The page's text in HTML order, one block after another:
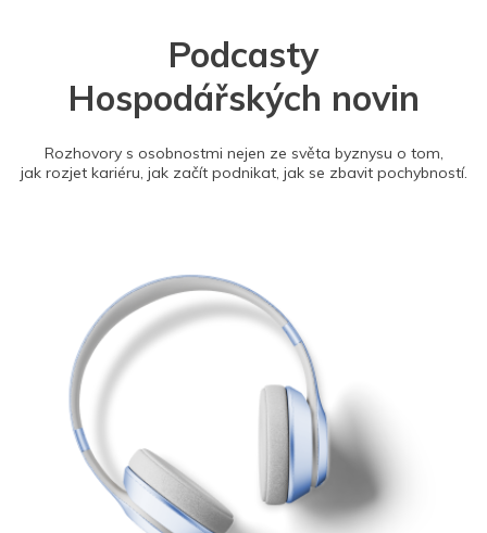
Podcasty
Hospodářských novin
Rozhovory s osobnostmi nejen ze světa byznysu o tom,
jak rozjet kariéru, jak začít podnikat, jak se zbavit pochybností.